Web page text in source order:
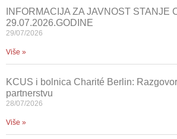
INFORMACIJA ZA JAVNOST STANJE
29.07.2026.GODINE
29/07/2026
Više »
KCUS i bolnica Charité Berlin:
partnerstvu
28/07/2026
Više »